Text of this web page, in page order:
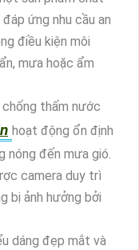
ứng nhu cầu an
điều kiện môi
mưa hoặc ẩm
thấm nước
hoạt động ổn định
nóng đến mưa gió.
camera duy trì
bị ảnh hưởng bởi
dáng đẹp mắt và